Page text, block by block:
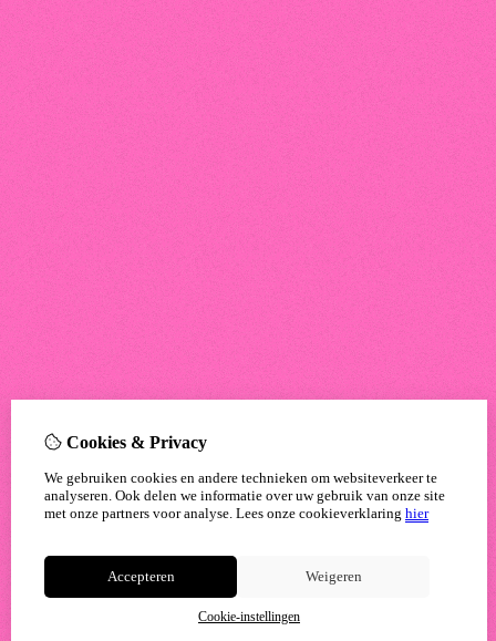
Cookies & Privacy
We gebruiken cookies en andere technieken om websiteverkeer te
analyseren. Ook delen we informatie over uw gebruik van onze site
met onze partners voor analyse. Lees onze cookieverklaring hier
Accepteren Weigeren
Cookie-instellingen